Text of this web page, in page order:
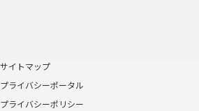
サイトマップ
プライバシーポータル
プライバシーポリシー